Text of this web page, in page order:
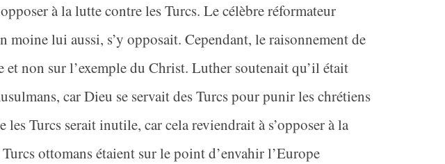
à la lutte contre les Turcs. Le célèbre réformateur
lui aussi, s’y opposait. Cependant, le raisonnement de
non sur l’exemple du Christ. Luther soutenait qu’il était
car Dieu se servait des Turcs pour punir les chrétiens
les Turcs serait inutile, car cela reviendrait à s’opposer à la
ottomans étaient sur le point d’envahir l’Europe